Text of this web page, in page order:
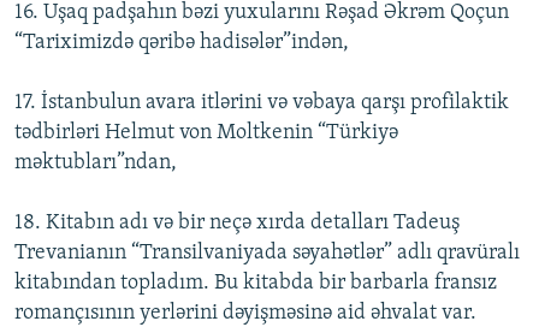
16. Uşaq padşahın bəzi yuxularını Rəşad Əkrəm Qoçun
“Tariximizdə qəribə hadisələr”indən,
17. İstanbulun avara itlərini və vəbaya qarşı profilaktik
tədbirləri Helmut von Moltkenin “Türkiyə
məktubları”ndan,
18. Kitabın adı və bir neçə xırda detalları Tadeuş
Trevanianın “Transilvaniyada səyahətlər” adlı qravüralı
kitabından topladım. Bu kitabda bir barbarla fransız
romançısının yerlərini dəyişməsinə aid əhvalat var.